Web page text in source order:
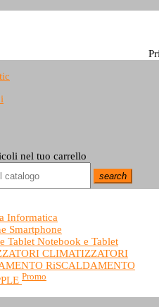
nel tuo carrello
search
Informatica
Smartphone
Notebook e Tablet
CLIMATIZZATORI
RiSCALDAMENTO
Promo